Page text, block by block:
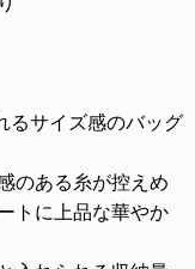
るサイズ感のバッグ
のある糸が控えめ
トに上品な華やか